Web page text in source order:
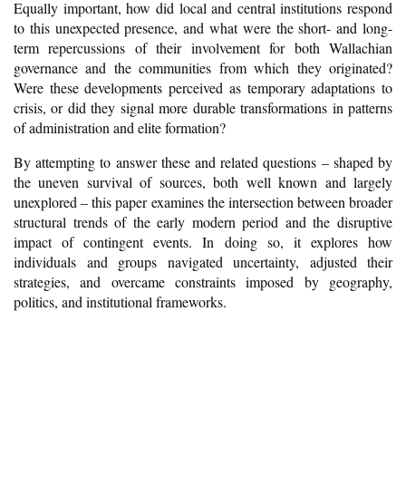
Equally important, how did local and central institutions respond
to this unexpected presence, and what were the short- and long-
term repercussions of their involvement for both Wallachian
governance and the communities from which they originated?
Were these developments perceived as temporary adaptations to
crisis, or did they signal more durable transformations in patterns
of administration and elite formation?
By attempting to answer these and related questions – shaped by
the uneven survival of sources, both well known and largely
unexplored – this paper examines the intersection between broader
structural trends of the early modern period and the disruptive
impact of contingent events. In doing so, it explores how
individuals and groups navigated uncertainty, adjusted their
strategies, and overcame constraints imposed by geography,
politics, and institutional frameworks.